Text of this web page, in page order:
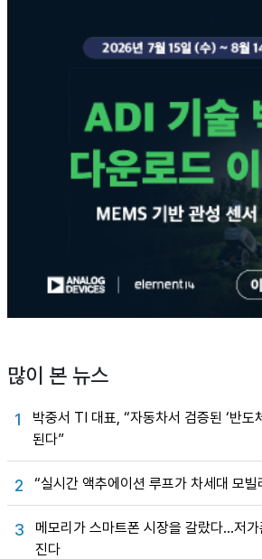
많이 본 뉴스
1
박중서 TI 대표, “자동차서 검증된 ‘반도
된다”
2 “실시간 액추에이션 루프가 차세대 모빌
3
메모리가 스마트폰 시장을 갈랐다…저
진다